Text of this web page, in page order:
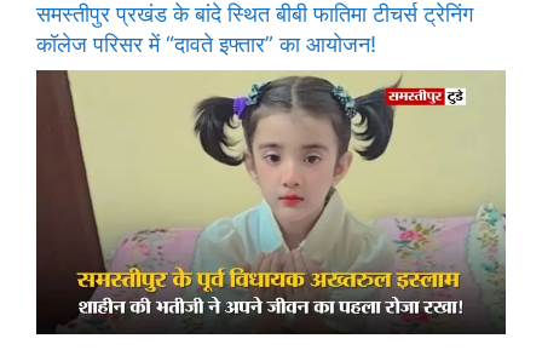
समस्तीपुर प्रखंड के बांदे स्थित बीबी फातिमा टीचर्स ट्रेनिंग
कॉलेज परिसर में “दावते इफ्तार” का आयोजन!